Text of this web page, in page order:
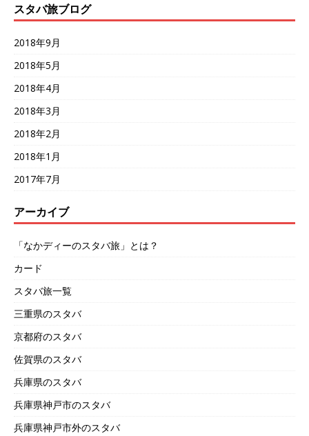
スタバ旅ブログ
2018年9月
2018年5月
2018年4月
2018年3月
2018年2月
2018年1月
2017年7月
アーカイブ
「なかディーのスタバ旅」とは？
カード
スタバ旅一覧
三重県のスタバ
京都府のスタバ
佐賀県のスタバ
兵庫県のスタバ
兵庫県神戸市のスタバ
兵庫県神戸市外のスタバ